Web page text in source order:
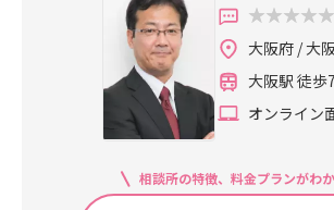
大阪府 / 大
大阪駅 徒歩
オンライン
相談所の特徴、料金プランがわ